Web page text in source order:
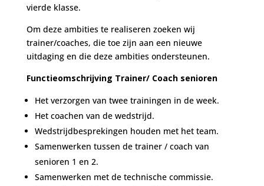
vierde klasse.
Om deze ambities te realiseren zoeken wij
trainer/coaches, die toe zijn aan een nieuwe
uitdaging en die deze ambities ondersteunen.
Functieomschrijving Trainer/ Coach senioren
Het verzorgen van twee trainingen in de week.
Het coachen van de wedstrijd.
Wedstrijdbesprekingen houden met het team.
Samenwerken tussen de trainer / coach van
senioren 1 en 2.
Samenwerken met de technische commissie.